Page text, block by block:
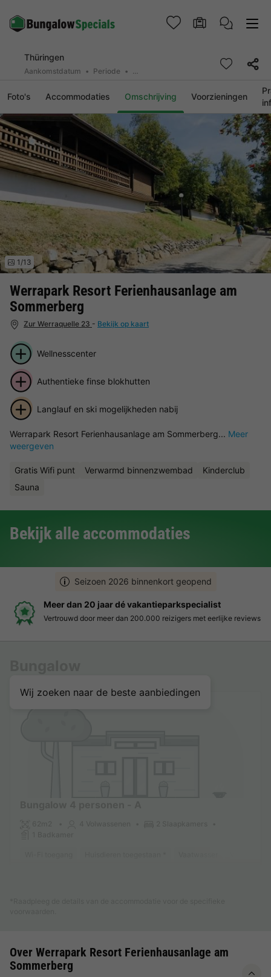
Thüringen
Aankomstdatum Periode 2 personen, 0 huisdier
Foto's Accommodaties Omschrijving Voorzieningen
Werrapark Resort Ferienhausanlage am
Sommerberg
Zur Werraquelle 23 - Bekijk op kaart
1/13
Wellnesscenter
Authentieke finse blokhutten
Langlauf en ski mogelijkheden nabij
Werrapark Resort Ferienhausanlage am Sommerberg... Meer
weergeven
Gratis Wifi punt Verwarmd binnenzwembad
Kinderclub
Sauna
Bekijk alle accommodaties
Seizoen 2026 binnenkort geopend
Meer dan 20 jaar dé vakantieparkspecialist
Vertrouwd door meer dan 200.000 reizigers met eerlijke reviews
Wij zoeken naar de beste aanbiedingen
Over Werrapark Resort Ferienhausanlage am
Sommerberg